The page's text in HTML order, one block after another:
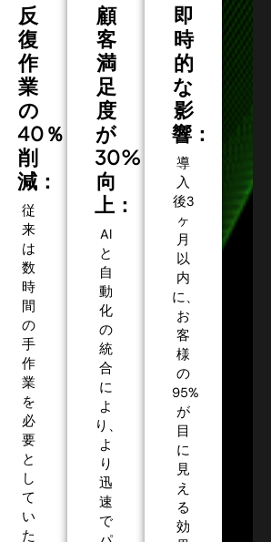
反
復
作
業
の
40％
削
減：
従
来
は
数
時
間
の
手
作
業
を
必
要
と
し
て
い
た
顧
客
満
足
度
が
30%
向
上：
AI
と
自
動
化
の
統
合
に
よ
り、
よ
り
迅
速
で
即
時
的
な
影
響：
導
入
後3
ヶ
月
以
内
に、
お
客
様
の
95%
が
目
に
見
え
る
効